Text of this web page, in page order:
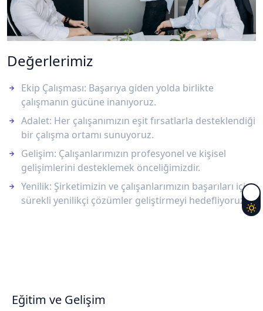
Değerlerimiz
Ekip Çalışması: Başarıya giden yolda birlikte
çalışmanın gücüne inanıyoruz.
Adalet: Her çalışanımızın eşit fırsatlarla desteklendiği
bir çalışma ortamı sunuyoruz.
Gelişim: Çalışanlarımızın profesyonel ve kişisel
gelişimlerini desteklemek önceliğimizdir.
Yenilik: Şirketimizin ve çalışanlarımızın başarıları için
sürekli yenilikçi çözümler geliştirmeyi hedefliyoruz.
Eğitim ve Gelişim